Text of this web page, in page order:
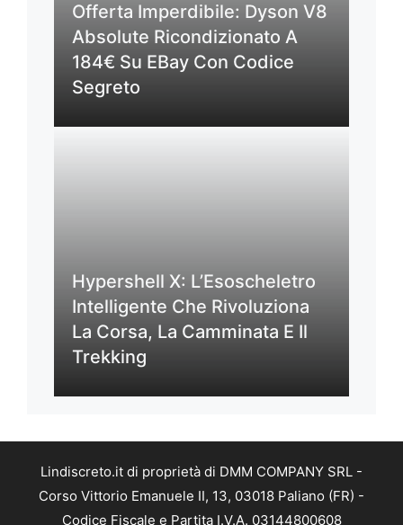
Offerta Imperdibile: Dyson V8
Absolute Ricondizionato A
184€ Su EBay Con Codice
Segreto
Hypershell X: L’Esoscheletro
Intelligente Che Rivoluziona
La Corsa, La Camminata E Il
Trekking
Lindiscreto.it di proprietà di DMM COMPANY SRL -
Corso Vittorio Emanuele II, 13, 03018 Paliano (FR) -
Codice Fiscale e Partita I.V.A. 03144800608